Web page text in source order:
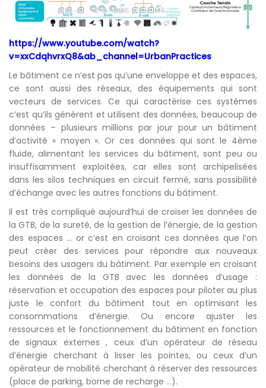
https://www.youtube.com/watch?
v=xxCdqhvrxQ8&ab_channel=UrbanPractices
Le bâtiment ce n’est pas qu’une enveloppe et des espaces,
ce sont aussi des réseaux, des équipements qui sont
vecteurs de services. Ce qui caractérise ces systèmes
c’est qu’ils génèrent et utilisent des données, beaucoup de
données – plusieurs millions par jour pour un bâtiment
d’activité « moyen ». Or ces données qui sont le 4ème
fluide, alimentant les services du bâtiment, sont peu ou
insuffisamment exploitées, car elles sont archipelisées
dans les silos techniques en circuit fermé, sans possibilité
d’échange avec les autres fonctions du bâtiment.
Il est très compliqué aujourd’hui de croiser les données de
la GTB, de la sureté, de la gestion de l’énergie, de la gestion
des espaces … or c’est en croisant ces données que l’on
peut créer des services pour répondre aux nouveaux
besoins des usagers du bâtiment. Par exemple en croisant
les données de la GTB avec les données d’usage :
réservation et occupation des espaces pour piloter au plus
juste le confort du bâtiment tout en optimisant les
consommations d’énergie. Ou encore ajuster les
ressources et le fonctionnement du bâtiment en fonction
de signaux externes , ceux d’un opérateur de réseau
d’énergie cherchant à lisser les pointes, ou ceux d’un
opérateur de mobilité cherchant à réserver des ressources
(place de parking, borne de recharge …).